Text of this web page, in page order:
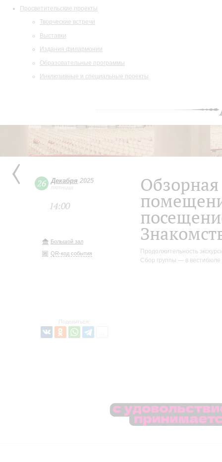
Просветительские проекты
Творческие встречи
Выставки
Издания филармонии
Образовательные программы
Инклюзивные и специальные проекты
26 Декабря 2025
пятница
14:00
Большой зал
QR-код события
Поделиться:
Продолжительность
Сбор группы — в вестибюле